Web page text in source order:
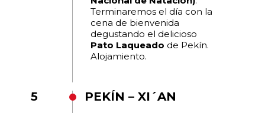
Terminaremos el día con la
cena de bienvenida
degustando el delicioso
Pato Laqueado de Pekín.
Alojamiento.
5 PEKÍN – XI´AN